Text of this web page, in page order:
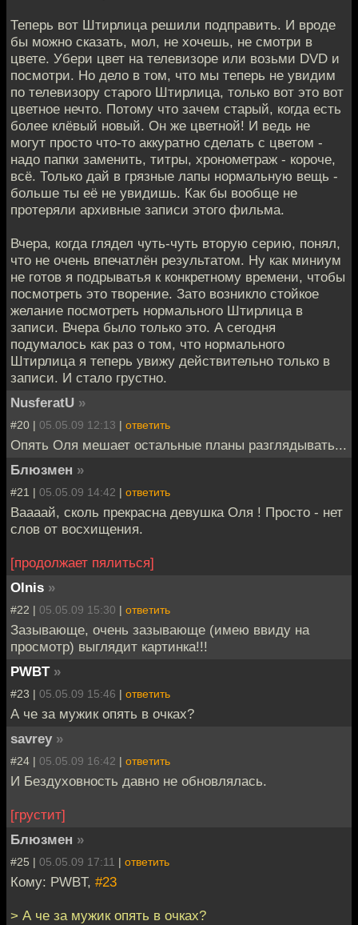
Теперь вот Штирлица решили подправить. И вроде
бы можно сказать, мол, не хочешь, не смотри в
цвете. Убери цвет на телевизоре или возьми DVD и
посмотри. Но дело в том, что мы теперь не увидим
по телевизору старого Штирлица, только вот это вот
цветное нечто. Потому что зачем старый, когда есть
более клёвый новый. Он же цветной! И ведь не
могут просто что-то аккуратно сделать с цветом -
надо папки заменить, титры, хронометраж - короче,
всё. Только дай в грязные лапы нормальную вещь -
больше ты её не увидишь. Как бы вообще не
протеряли архивные записи этого фильма.
Вчера, когда глядел чуть-чуть вторую серию, понял,
что не очень впечатлён результатом. Ну как миниум
не готов я подрыватья к конкретному времени, чтобы
посмотреть это творение. Зато возникло стойкое
желание посмотреть нормального Штирлица в
записи. Вчера было только это. А сегодня
подумалось как раз о том, что нормального
Штирлица я теперь увижу действительно только в
записи. И стало грустно.
NusferatU »
#20 | 05.05.09 12:13 | ответить
Опять Оля мешает остальные планы разглядывать...
Блюзмен »
#21 | 05.05.09 14:42 | ответить
Ваааай, сколь прекрасна девушка Оля ! Просто - нет
слов от восхищения.
[продолжает пялиться]
Olnis »
#22 | 05.05.09 15:30 | ответить
Зазывающе, очень зазывающе (имею ввиду на
просмотр) выглядит картинка!!!
PWBT »
#23 | 05.05.09 15:46 | ответить
А че за мужик опять в очках?
savrey »
#24 | 05.05.09 16:42 | ответить
И Бездуховность давно не обновлялась.
[грустит]
Блюзмен »
#25 | 05.05.09 17:11 | ответить
Кому: PWBT, #23
> А че за мужик опять в очках?